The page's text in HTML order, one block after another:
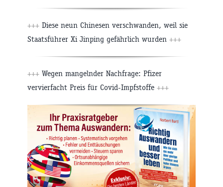
+++ Diese neun Chinesen verschwanden, weil sie
Staatsführer Xi Jinping gefährlich wurden +++
+++ Wegen mangelnder Nachfrage: Pfizer
vervierfacht Preis für Covid-Impfstoffe +++